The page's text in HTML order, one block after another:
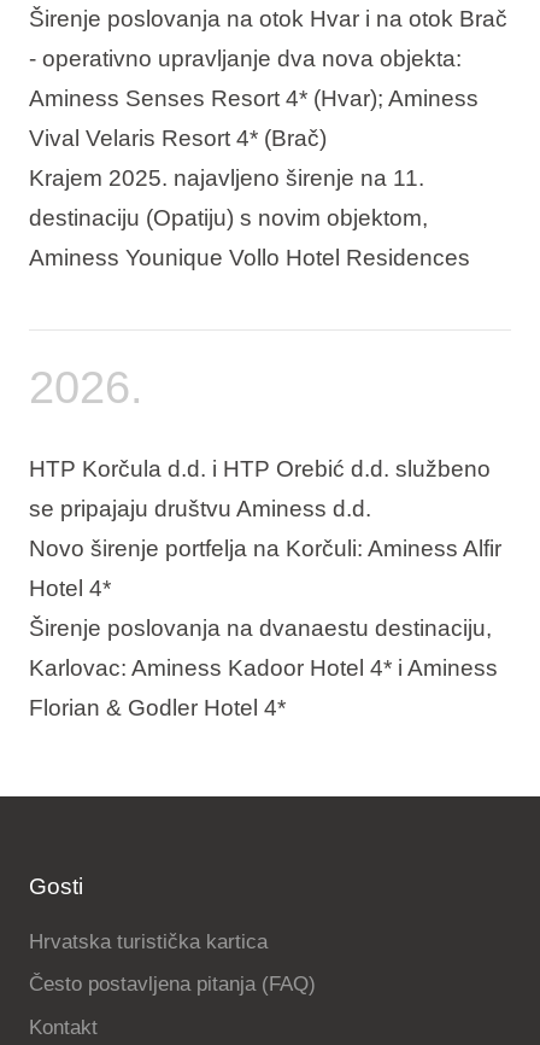
Širenje poslovanja na otok Hvar i na otok Brač
- operativno upravljanje dva nova objekta:
Aminess Senses Resort 4* (Hvar); Aminess
Vival Velaris Resort 4* (Brač)
Krajem 2025. najavljeno širenje na 11.
destinaciju (Opatiju) s novim objektom,
Aminess Younique Vollo Hotel Residences
2026.
HTP Korčula d.d. i HTP Orebić d.d. službeno
se pripajaju društvu Aminess d.d.
Novo širenje portfelja na Korčuli: Aminess Alfir
Hotel 4*
Širenje poslovanja na dvanaestu destinaciju,
Karlovac: Aminess Kadoor Hotel 4* i Aminess
Florian & Godler Hotel 4*
Gosti
Hrvatska turistička kartica
Često postavljena pitanja (FAQ)
Kontakt